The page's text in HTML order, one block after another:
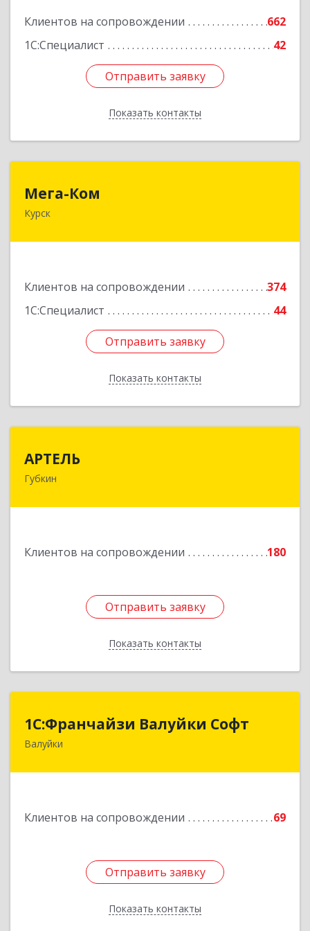
Клиентов на сопровождении
662
1С:Специалист
42
Отправить заявку
Показать контакты
Отправить заявку
Назад
Мега-Ком
Курск
Клиентов на сопровождении
374
1С:Специалист
44
Отправить заявку
Показать контакты
305001, Курская обл, Курск г, Красной Армии ул,
Отправить заявку
Назад
АРТЕЛЬ
Губкин
Клиентов на сопровождении 180
Отправить заявку
Показать контакты
309181, Белгородская обл, Губкинский р-н,
Отправить заявку
Назад
1С:Франчайзи Валуйки Софт
Валуйки
Клиентов на сопровождении 69
Отправить заявку
Показать контакты
1С:Франчайзи Валуйки Софт
309996, Белгородская обл, Валуйки г, Горького,
Отправить заявку
Назад